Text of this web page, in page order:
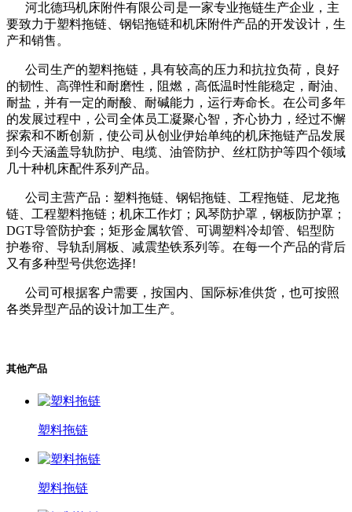
河北德玛机床附件有限公司是一家专业拖链生产企业，主
要致力于塑料拖链、钢铝拖链和机床附件产品的开发设计，生
产和销售。
公司生产的塑料拖链，具有较高的压力和抗拉负荷，良好
的韧性、高弹性和耐磨性，阻燃，高低温时性能稳定，耐油、
耐盐，并有一定的耐酸、耐碱能力，运行寿命长。在公司多年
的发展过程中，公司全体员工凝聚心智，齐心协力，经过不懈
探索和不断创新，使公司从创业伊始单纯的机床拖链产品发展
到今天涵盖导轨防护、电缆、油管防护、丝杠防护等四个领域
几十种机床配件系列产品。
公司主营产品：塑料拖链、钢铝拖链、工程拖链、尼龙拖
链、工程塑料拖链；机床工作灯；风琴防护罩，钢板防护罩；
DGT导管防护套；矩形金属软管、可调塑料冷却管、铝型防
护卷帘、导轨刮屑板、减震垫铁系列等。在每一个产品的背后
又有多种型号供您选择!
公司可根据客户需要，按国内、国际标准供货，也可按照
各类异型产品的设计加工生产。
其他产品
塑料拖链
塑料拖链